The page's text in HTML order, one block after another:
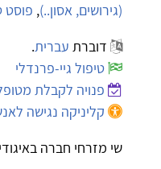
(גירושים, אסון..), פוסט
דוברת עברית.
טיפול גיי-פרנדלי
פנויה לקבלת
קליניקה נגישה
שי מזרחי חברה